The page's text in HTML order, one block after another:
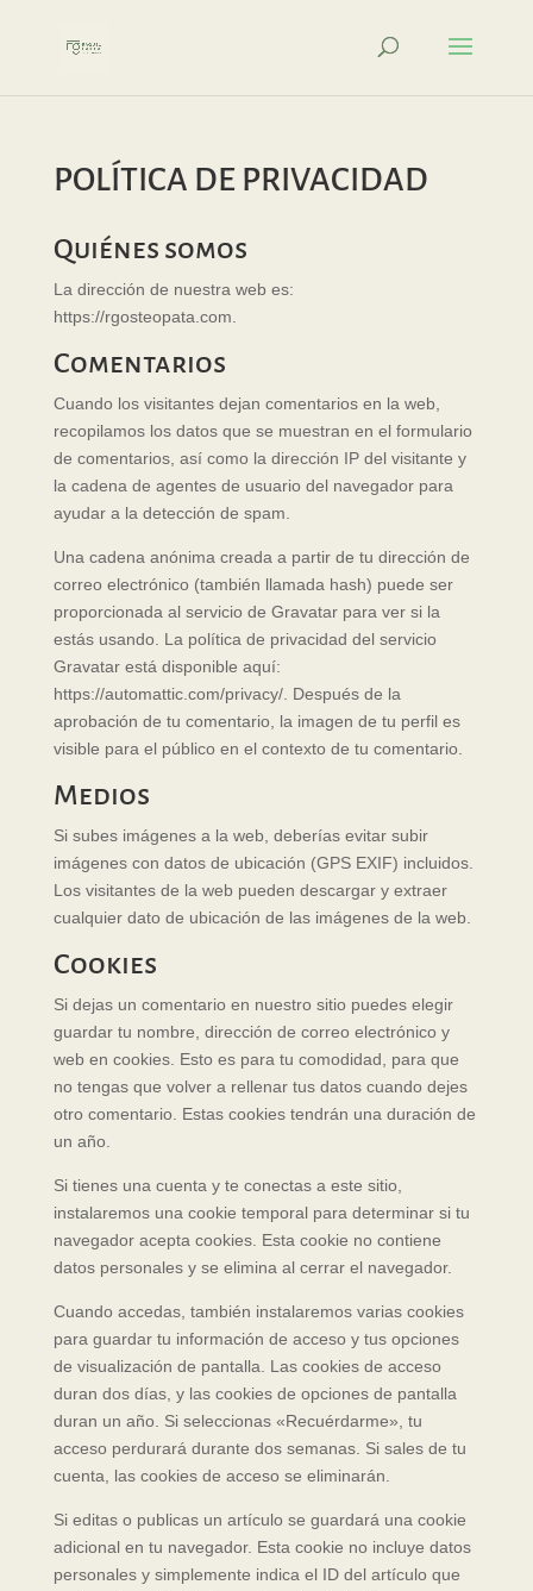
POLÍTICA DE PRIVACIDAD
Quiénes somos
La dirección de nuestra web es:
https://rgosteopata.com.
Comentarios
Cuando los visitantes dejan comentarios en la web,
recopilamos los datos que se muestran en el formulario
de comentarios, así como la dirección IP del visitante y
la cadena de agentes de usuario del navegador para
ayudar a la detección de spam.
Una cadena anónima creada a partir de tu dirección de
correo electrónico (también llamada hash) puede ser
proporcionada al servicio de Gravatar para ver si la
estás usando. La política de privacidad del servicio
Gravatar está disponible aquí:
https://automattic.com/privacy/. Después de la
aprobación de tu comentario, la imagen de tu perfil es
visible para el público en el contexto de tu comentario.
Medios
Si subes imágenes a la web, deberías evitar subir
imágenes con datos de ubicación (GPS EXIF) incluidos.
Los visitantes de la web pueden descargar y extraer
cualquier dato de ubicación de las imágenes de la web.
Cookies
Si dejas un comentario en nuestro sitio puedes elegir
guardar tu nombre, dirección de correo electrónico y
web en cookies. Esto es para tu comodidad, para que
no tengas que volver a rellenar tus datos cuando dejes
otro comentario. Estas cookies tendrán una duración de
un año.
Si tienes una cuenta y te conectas a este sitio,
instalaremos una cookie temporal para determinar si tu
navegador acepta cookies. Esta cookie no contiene
datos personales y se elimina al cerrar el navegador.
Cuando accedas, también instalaremos varias cookies
para guardar tu información de acceso y tus opciones
de visualización de pantalla. Las cookies de acceso
duran dos días, y las cookies de opciones de pantalla
duran un año. Si seleccionas «Recuérdarme», tu
acceso perdurará durante dos semanas. Si sales de tu
cuenta, las cookies de acceso se eliminarán.
Si editas o publicas un artículo se guardará una cookie
adicional en tu navegador. Esta cookie no incluye datos
personales y simplemente indica el ID del artículo que